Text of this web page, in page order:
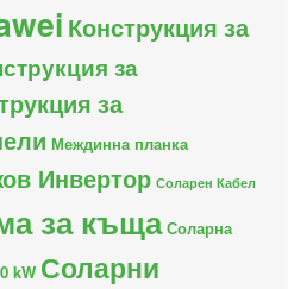
Конструкция за
за
за
Междинна планка
Инвертор Соларен Кабел
за къща Соларна
kW Соларни